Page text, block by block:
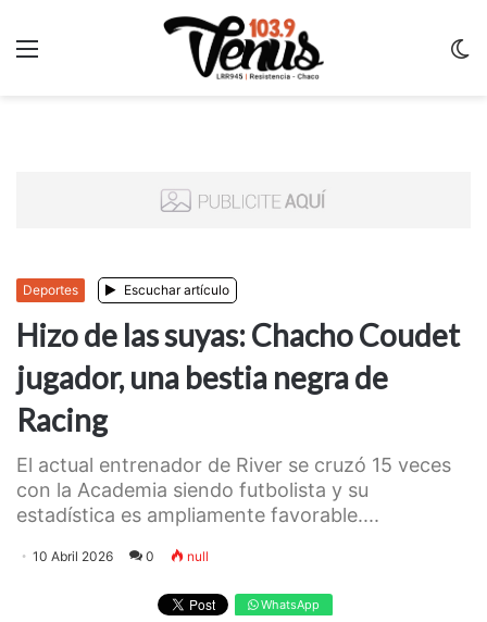
Deportes Escuchar artículo
Hizo de las suyas: Chacho Coudet
jugador, una bestia negra de
Racing
El actual entrenador de River se cruzó 15 veces
con la Academia siendo futbolista y su
estadística es ampliamente favorable....
10 Abril 2026 0 null
WhatsApp